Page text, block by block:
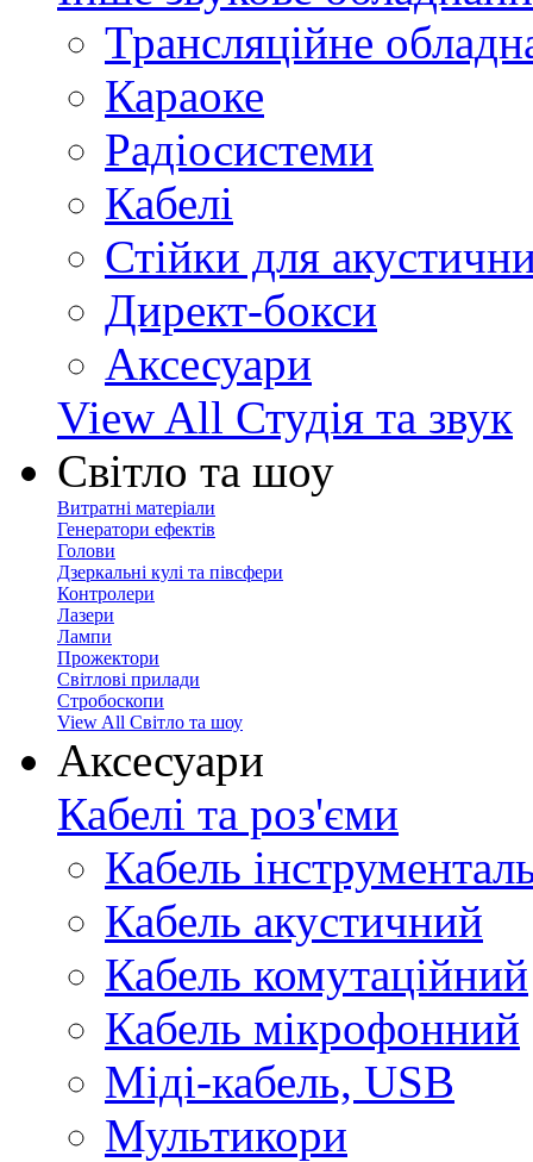
Трансляційне
Караоке
Радіосистеми
Кабелі
Стійки для
Директ-бокси
Аксесуари
View All Студія та звук
Світло та шоу
Витратні матеріали
Генератори ефектів
Голови
Дзеркальні кулі та півсфери
Контролери
Лазери
Лампи
Прожектори
Світлові прилади
Стробоскопи
View All Світло та шоу
Аксесуари
Кабелі та роз'єми
Кабель
Кабель акустичний
Кабель комутаційний
Кабель мікрофонний
Міді-кабель, USB
Мультикори